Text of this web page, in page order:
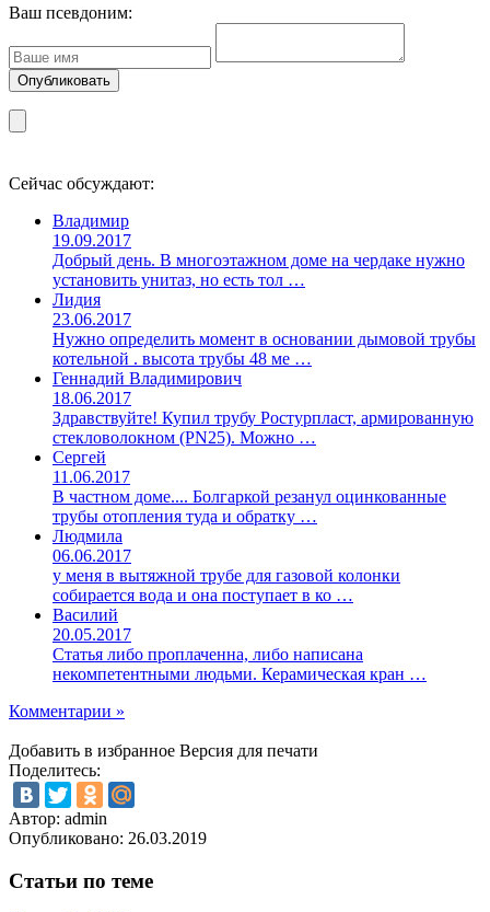
Ваш псевдоним:
Сейчас обсуждают:
Владимир
19.09.2017
Добрый день. В многоэтажном доме на чердаке нужно
установить унитаз, но есть тол …
Лидия
23.06.2017
Нужно определить момент в основании дымовой трубы
котельной . высота трубы 48 ме …
Геннадий Владимирович
18.06.2017
Здравствуйте! Купил трубу Ростурпласт, армированную
стекловолокном (PN25). Можно …
Сергей
11.06.2017
В частном доме.... Болгаркой резанул оцинкованные
трубы отопления туда и обратку …
Людмила
06.06.2017
у меня в вытяжной трубе для газовой колонки
собирается вода и она поступает в ко …
Василий
20.05.2017
Статья либо проплаченна, либо написана
некомпетентными людьми. Керамическая кран …
Комментарии »
Добавить в избранное Версия для печати
Поделитесь:
Автор: admin
Опубликовано: 26.03.2019
Статьи по теме